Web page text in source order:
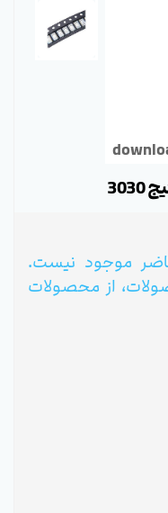
موجود نیست.
از محصولات